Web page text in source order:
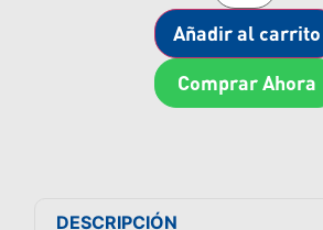
Añadir al carrito
Comprar Ahora
DESCRIPCIÓN